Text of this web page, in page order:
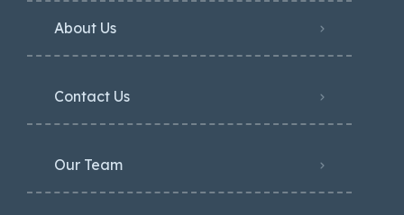
About Us
Contact Us
Our Team